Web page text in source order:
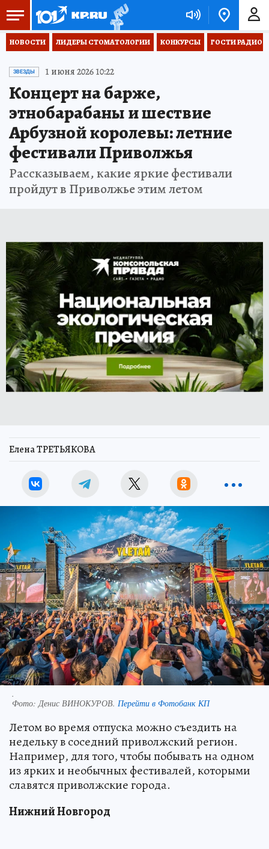
НОВОСТИ ЛИДЕРЫ СТОМАТОЛОГИИ КОНКУРСЫ ГОСТИ РАДИО
ЗВЕЗДЫ 1 июня 2026 10:22
Концерт на барже,
этнобарабаны и шествие
Арбузной королевы: летние
фестивали Приволжья
Рассказываем, какие яркие фестивали
пройдут в Приволжье этим летом
Елена ТРЕТЬЯКОВА
.
Фото: Денис ВИНОКУРОВ. Перейти в Фотобанк КП
Летом во время отпуска можно съездить на
недельку в соседний приволжский регион.
Например, для того, чтобы побывать на одном
из ярких и необычных фестивалей, которыми
славятся приволжские города.
Нижний Новгород